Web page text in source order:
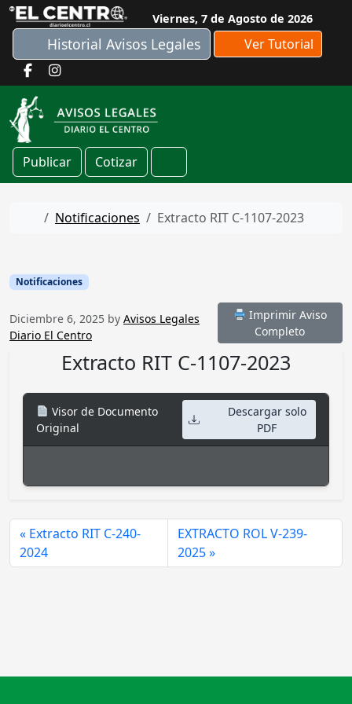
Skip to content
Viernes, 7 de Agosto de 2026
Historial Avisos Legales Ver Tutorial
Publicar Cotizar
Cart
Home
Notificaciones Extracto RIT C-1107-2023
Notificaciones
Diciembre 6, 2025 by Avisos Legales
Diario El Centro
Imprimir Aviso
Completo
Extracto RIT C-1107-2023
Visor de Documento
Original
Descargar solo
PDF
Extracto RIT C-240-
2024
EXTRACTO ROL V-239-
2025